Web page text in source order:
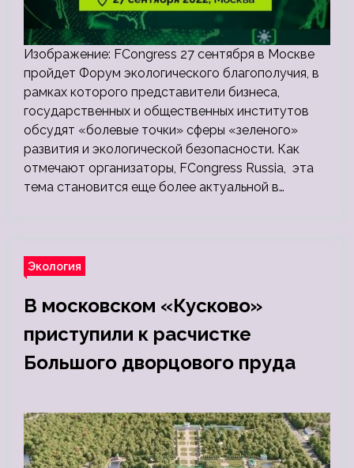
Изображение: FCongress 27 сентября в Москве
пройдет Форум экологического благополучия, в
рамках которого представители бизнеса,
государственных и общественных институтов
обсудят «болевые точки» сферы «зеленого»
развития и экологической безопасности. Как
отмечают организаторы, FCongress Russia, эта
тема становится еще более актуальной в…
Экология
В московском «Кусково»
приступили к расчистке
Большого дворцового пруда